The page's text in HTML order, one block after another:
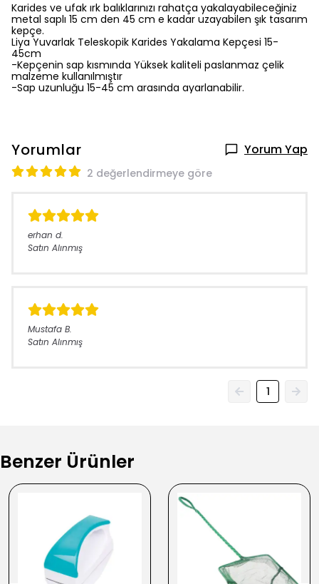
Karides ve ufak ırk balıklarınızı rahatça yakalayabileceğiniz
metal saplı 15 cm den 45 cm e kadar uzayabilen şık tasarım
kepçe.
Liya Yuvarlak Teleskopik Karides Yakalama Kepçesi 15-
45cm
-Kepçenin sap kısmında Yüksek kaliteli paslanmaz çelik
malzeme kullanılmıştır
-Sap uzunluğu 15-45 cm arasında ayarlanabilir.
Yorumlar Yorum Yap
2 değerlendirmeye göre
erhan d.
Satın Alınmış
Mustafa B.
Satın Alınmış
1
Benzer Ürünler